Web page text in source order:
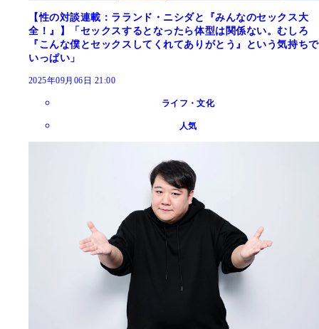
【性の対談連載：ラランド・ニシダと『みんなのセックス大
全！』】「セックスするとなったら体型は関係ない。むしろ
『こんな僕とセックスしてくれてありがとう』という気持ちで
いっぱい」
2025年09月06日 21:00
ライフ・文化
人気